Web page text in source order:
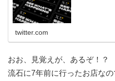
twitter.com
おお、見覚えが、あるぞ！？
流石に7年前に行ったお店な